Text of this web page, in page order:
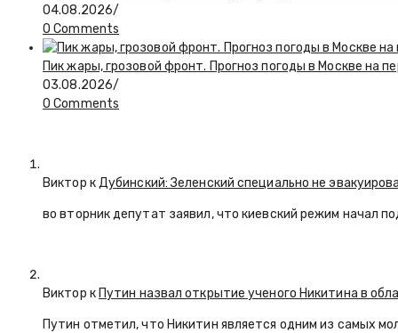
04.08.2026/
0 Comments
Пик жары, грозовой фронт. Прогноз погоды в Москве на
03.08.2026/
0 Comments
Виктор кДубинский: Зеленский специально не
во вторник депутат заявил, что киевский режим начал
Виктор к Путин назвал открытие ученого Никитина в
Путин отметил, что Никитин является одним из самых